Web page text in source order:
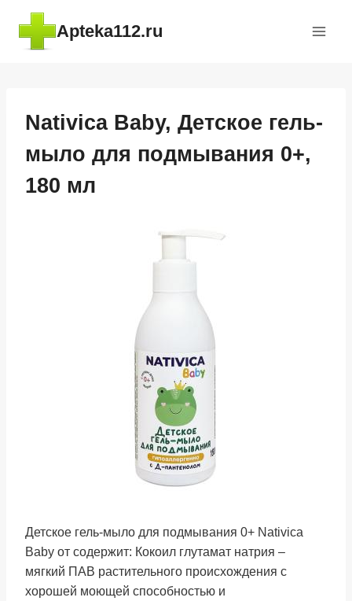
Перейти
содержимому
Apteka112.ru
Nativica Baby, Детское гель-
мыло для подмывания 0+,
180 мл
Детское гель-мыло для подмывания 0+ Nativica
Baby от содержит: Кокоил глутамат натрия –
мягкий ПАВ растительного происхождения с
хорошей моющей способностью и